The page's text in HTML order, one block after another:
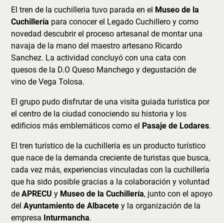
El tren de la cuchilleria tuvo parada en el Museo de la
Cuchillería para conocer el Legado Cuchillero y como
novedad descubrir el proceso artesanal de montar una
navaja de la mano del maestro artesano Ricardo
Sanchez. La actividad concluyó con una cata con
quesos de la D.O Queso Manchego y degustación de
vino de Vega Tolosa.
El grupo pudo disfrutar de una visita guiada turística por
el centro de la ciudad conociendo su historia y los
edificios más emblemáticos como el Pasaje de Lodares.
El tren turístico de la cuchillería es un producto turístico
que nace de la demanda creciente de turistas que busca,
cada vez más, experiencias vinculadas con la cuchillería
que ha sido posible gracias a la colaboración y voluntad
deAPRECU y Museo de la Cuchillería, junto con el apoyo
delAyuntamiento de Albacete y la organización de la
empresa Inturmancha.